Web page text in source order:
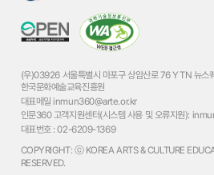
(우)03926 서울특별시 마포구 상암산로 76 YTN 뉴스
한국문화예술교육진흥원
대표메일 inmun360@arte.or.kr
인문360 고객지원센터(시스템 사용 및 오류지원):
대표번호 :02-6209-1369
COPYRIGHT: ⓒ KOREA ARTS & CULTURE
RESERVED.